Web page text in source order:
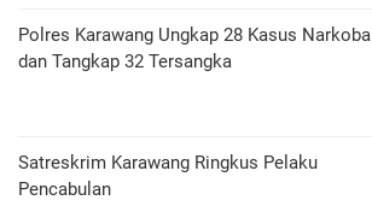
Polres Karawang Ungkap 28 Kasus Narkoba
dan Tangkap 32 Tersangka
Satreskrim Karawang Ringkus Pelaku
Pencabulan